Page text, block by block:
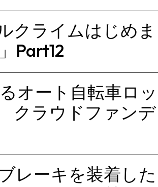
クライムはじめま
Part12
オート自転車ロッ
クラウドファンデ
レーキを装着した